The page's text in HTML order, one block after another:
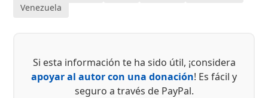
Venezuela
Si esta información te ha sido útil, ¡considera
apoyar al autor con una donación! Es fácil y
seguro a través de PayPal.